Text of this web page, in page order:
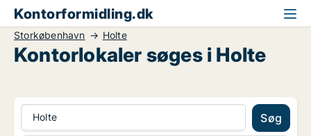
Kontorformidling.dk
Storkøbenhavn Holte
Kontorlokaler søges i Holte
Holte Søg